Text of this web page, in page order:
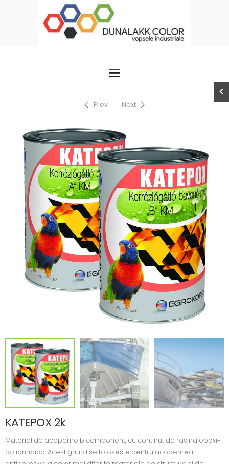
Prev Next
KATEPOX 2k
Material de acoperire bicomponent, cu continut de rasina epoxi-
poliamidica. Acest grund se foloseste pentru acoperirea